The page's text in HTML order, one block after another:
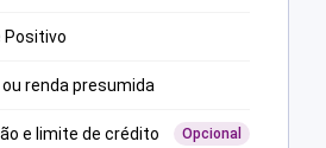
Positivo
renda presumida
e limite de crédito Opcional